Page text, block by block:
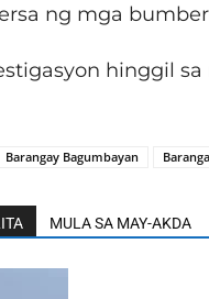
ng mga
hinggil sa
Barangay Bagumbayan
MULA SA MAY-AKDA